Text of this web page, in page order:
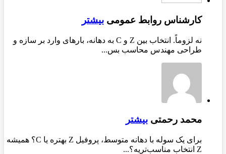
کارشناس روابط عمومی بیشتر
نه لزوماً. انتخاب بین Z و C به دهانه، بارهای وارد بر سازه و
طراحی مهندس محاسب بس...
محمد رحمتی بیشتر
برای یک سوله با دهانه متوسط، پروفیل Z بهتره یا C؟ همیشه
Z انتخاب مناسب‌تریه؟...